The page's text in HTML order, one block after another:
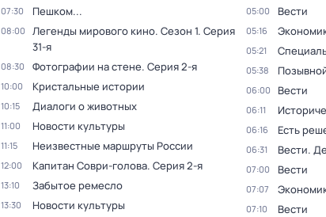
07:30 Пешком...
08:00 Легенды мирового кино. Сезон 1. Серия
31-я
08:30 Фотографии на стене. Серия 2-я
10:00 Кристальные истории
10:15 Диалоги о животных
11:00 Новости культуры
11:15 Неизвестные маршруты России
12:00 Капитан Соври-голова. Серия 2-я
13:10 Забытое ремесло
13:30 Новости культуры
05:00 Вести
05:16
05:21
05:38
06:00 Вести
06:11
06:16 Есть
06:31 Вести.
07:00 Вести
07:07
07:10 Вести